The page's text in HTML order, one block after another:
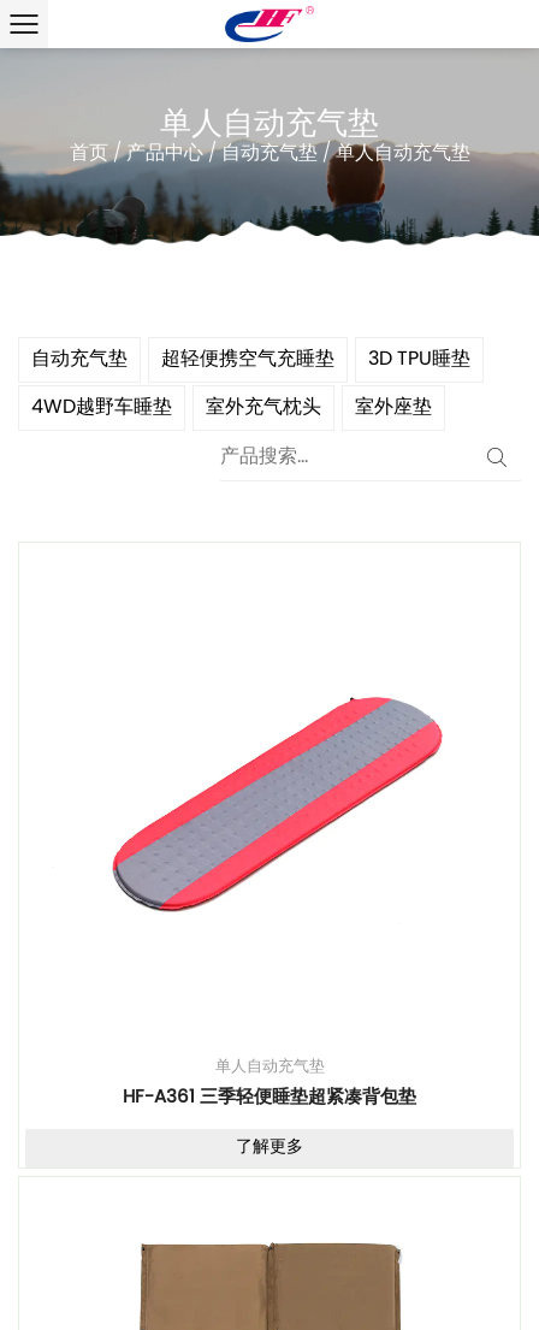
单人自动充气垫
首页/产品中心/自动充气垫/单人自动充气垫
自动充气垫 超轻便携空气充睡垫
3D TPU睡垫
4WD越野车睡垫
室外充气枕头 室外座垫
单人自动充气垫
HF-A361 三季轻便睡垫超紧凑背包垫
了解更多